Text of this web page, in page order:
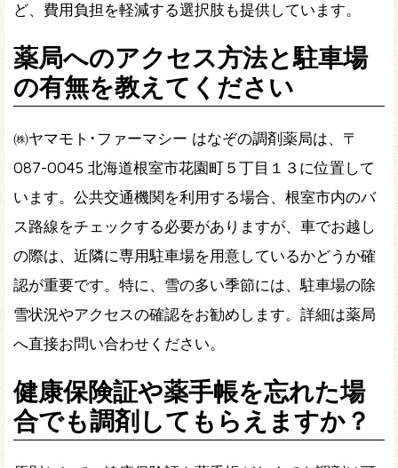
ど、費用負担を軽減する選択肢も提供しています。
薬局へのアクセス方法と駐車場
の有無を教えてください
㈱ヤマモト･ファーマシー はなぞの調剤薬局は、〒
087-0045 北海道根室市花園町５丁目１３に位置して
います。公共交通機関を利用する場合、根室市内のバ
ス路線をチェックする必要がありますが、車でお越し
の際は、近隣に専用駐車場を用意しているかどうか確
認が重要です。特に、雪の多い季節には、駐車場の除
雪状況やアクセスの確認をお勧めします。詳細は薬局
へ直接お問い合わせください。
健康保険証や薬手帳を忘れた場
合でも調剤してもらえますか？